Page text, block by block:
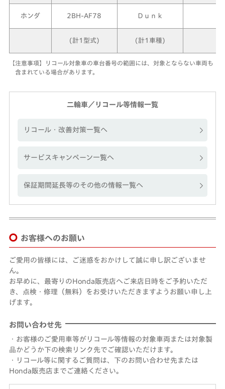
ホンダ 2BH-AF78 Ｄｕｎｋ
(計1型式) (計1車種)
【注意事項】リコール対象車の車台番号の範囲には、対象とならない車両も
含まれている場合があります。
二輪車／リコール等情報一覧
リコール・改善対策一覧へ
サービスキャンペーン一覧へ
保証期間延長等のその他の情報一覧へ
お客様へのお願い
ご愛用の皆様には、ご迷惑をおかけして誠に申し訳ございませ
ん。
お早めに、最寄りのHonda販売店へご来店日時をご予約いただ
き、点検・修理（無料）をお受けいただきますようお願い申し上
げます。
お問い合わせ先
・お客様のご愛用車等がリコール等情報の対象車両または対象製
品かどうか下の検索リンク先でご確認いただけます。
・リコール等に関するご質問は、下のお問い合わせ先または
Honda販売店までご連絡ください。